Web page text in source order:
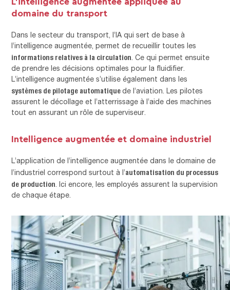
domaine du transport
Dans le secteur du transport, l’IA qui sert de base à
l’intelligence augmentée, permet de recueillir toutes les
informations relatives à la circulation . Ce qui permet ensuite
de prendre les décisions optimales pour la fluidifier.
L’intelligence augmentée s’utilise également dans les
systèmes de pilotage automatiquede l’aviation. Les pilotes
assurent le décollage et l’atterrissage à l’aide des machines
tout en assurant un rôle de superviseur.
Intelligence augmentée et domaine industriel
L’application de l’intelligence augmentée dans le domaine de
l’industriel correspond surtout à l’automatisation du processus
de production . Ici encore, les employés assurent la supervision
de chaque étape.